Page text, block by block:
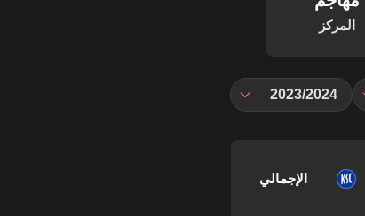
المركز
2023/2024
الإجمالي